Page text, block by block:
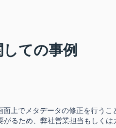
ての事例
面上でメタデータの修正を行う
るため、弊社営業担当もしく